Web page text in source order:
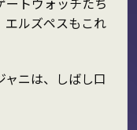
エルズペスもこれ
ニは、しばし口